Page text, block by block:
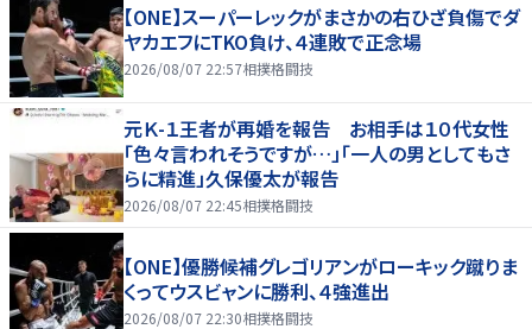
【ONE】スーパーレックがまさかの右ひざ負傷でダ
ヤカエフにTKO負け、４連敗で正念場
2026/08/07 22:57相撲格闘技
元Ｋ-１王者が再婚を報告 お相手は１０代女性
「色々言われそうですが…」「一人の男としてもさ
らに精進」久保優太が報告
2026/08/07 22:45相撲格闘技
【ONE】優勝候補グレゴリアンがローキック蹴りま
くってウスビャンに勝利、４強進出
2026/08/07 22:30相撲格闘技